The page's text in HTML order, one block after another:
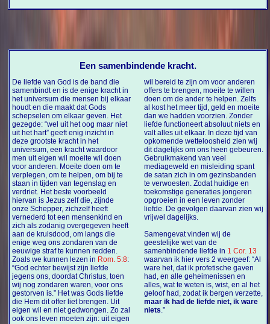
Een samenbindende kracht.
De liefde van God is de band die
samenbindt en is de enige kracht in
het universum die mensen bij elkaar
houdt en die maakt dat Gods
schepselen om elkaar geven. Het
gezegde: “wel uit het oog maar niet
uit het hart” geeft enig inzicht in
deze grootste kracht in het
universum, een kracht waardoor
men uit eigen wil moeite wil doen
voor anderen. Moeite doen om te
verplegen, om te helpen, om bij te
staan in tijden van tegenslag en
verdriet. Het beste voorbeeld
hiervan is Jezus zelf die, zijnde
onze Schepper, zichzelf heeft
vernederd tot een mensenkind en
zich als zodanig overgegeven heeft
aan de kruisdood, om langs die
enige weg ons zondaren van de
eeuwige straf te kunnen redden.
Zoals we kunnen lezen in Rom. 5:8:
“God echter bewijst zijn liefde
jegens ons, doordat Christus, toen
wij nog zondaren waren, voor ons
gestorven is.” Het was Gods liefde
die Hem dit offer liet brengen. Uit
eigen wil en niet gedwongen. Zo zal
ook ons leven moeten zijn: uit eigen
wil bereid te zijn om voor anderen
offers te brengen, moeite te willen
doen om de ander te helpen. Zelfs
al kost het meer tijd, geld en moeite
dan we hadden voorzien. Zonder
liefde functioneert absoluut niets en
valt alles uit elkaar. In deze tijd van
opkomende wetteloosheid zien wij
dit dagelijks om ons heen gebeuren.
Gebruikmakend van veel
mediageweld en misleiding spant
de satan zich in om gezinsbanden
te verwoesten. Zodat huidige en
toekomstige generaties jongeren
opgroeien in een leven zonder
liefde. De gevolgen daarvan zien wij
vrijwel dagelijks.
Samengevat vinden wij de
geestelijke wet van de
samenbindende liefde in 1 Cor. 13
waarvan ik hier vers 2 weergeef: “Al
ware het, dat ik profetische gaven
had, en alle geheimenissen en
alles, wat te weten is, wist, en al het
geloof had, zodat ik bergen verzette,
maar ik had de liefde niet, ik ware
niets.”